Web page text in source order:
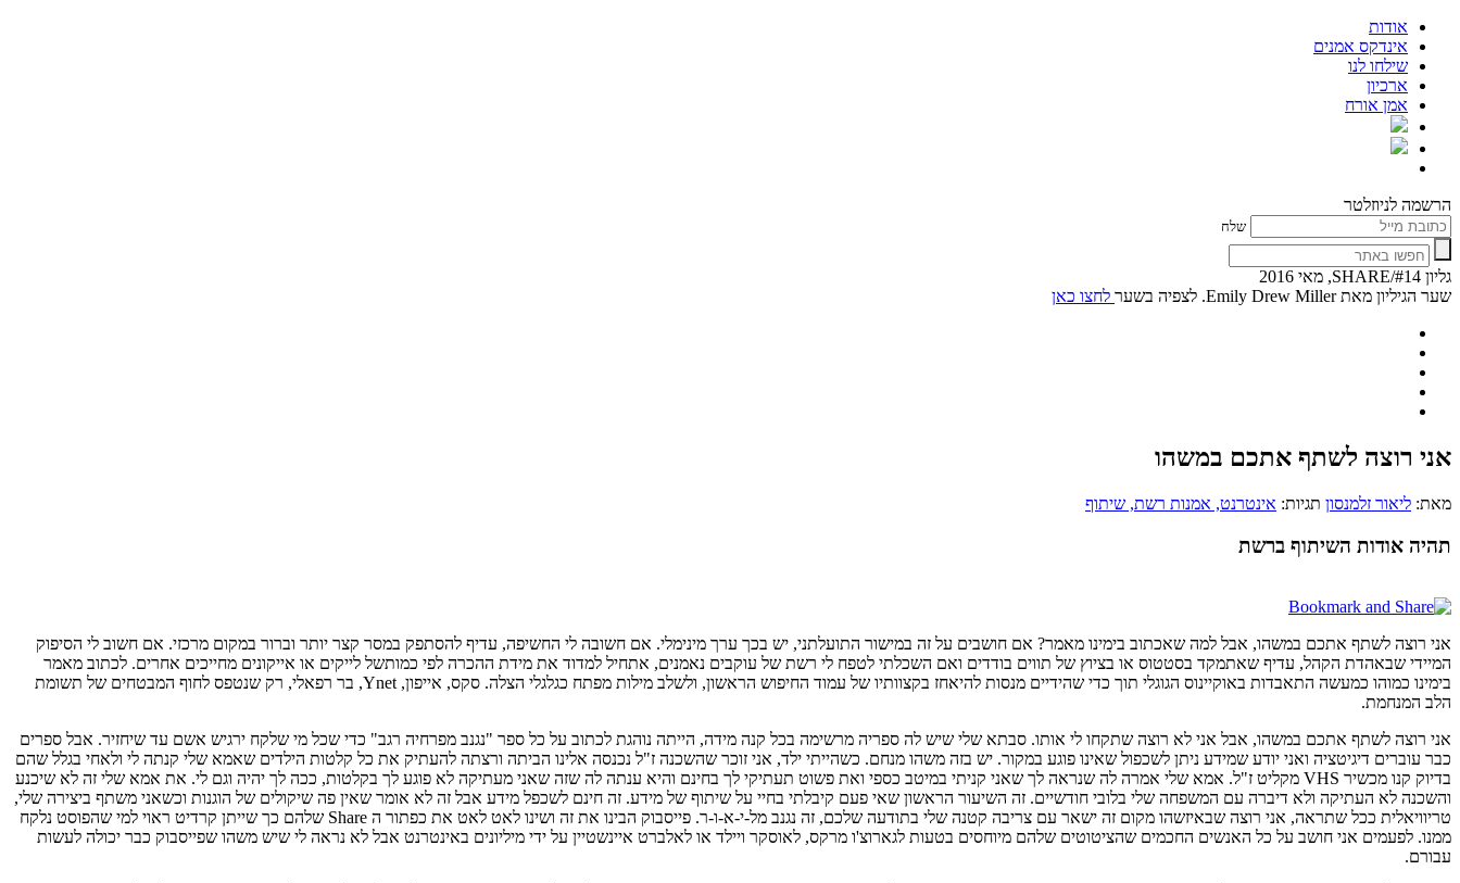
אודות
אינדקס אמנים
שילחו לנו
ארכיון
אמן אורח
הרשמה לניוזלטר
שלח
גליון #14/SHARE, מאי 2016
שער הגיליון מאת Emily Drew Miller. לצפיה בשער
לחצו כאן
אני רוצה לשתף אתכם במשהו
מאת: ליאור זלמנסון תגיות: אינטרנט, אמנות רשת, שיתוף
תהיה אודות השיתוף ברשת
אני רוצה לשתף אתכם במשהו, אבל למה שאכתוב בימינו מאמר? אם חושבים על זה במישור התועלתני, יש בכך ערך מינימלי. אם חשובה לי החשיפה, עדיף להסתפק במסר קצר יותר וברור במקום מרכזי. אם חשוב לי הסיפוק
המיידי שבאהדת הקהל, עדיף שאתמקד בסטטוס או בציוץ של תווים בודדים ואם השכלתי לטפח לי רשת של עוקבים נאמנים, אתחיל למדוד את מידת ההכרה לפי כמותשל לייקים או אייקונים מחייכים אחרים. לכתוב מאמר
בימינו כמוהו כמעשה התאבדות באוקיינוס הגוגלי תוך כדי שהידיים מנסות להיאחז בקצוותיו של עמוד החיפוש הראשון, ולשלב מילות מפתח כגלגלי הצלה. סקס, אייפון, Ynet, בר רפאלי, רק שנטפס לחוף המבטחים של תשומת
הלב המנחמת.
אני רוצה לשתף אתכם במשהו, אבל אני לא רוצה שתקחו לי אותו. סבתא שלי שיש לה ספריה מרשימה בכל קנה מידה, הייתה נוהגת לכתוב על כל ספר "נגנב מפרחיה רגב" כדי שכל מי שלקח ירגיש אשם עד שיחזיר. אבל ספרים
כבר עוברים דיגיטציה ואני יודע שמידע ניתן לשכפול שאינו פוגע במקור. יש בזה משהו מנחם. כשהייתי ילד, אני זוכר שהשכנה ז"ל נכנסה אלינו הביתה ורצתה להעתיק את כל קלטות הילדים שאמא שלי קנתה לי ולאחי בגלל שהם
בדיוק קנו מכשיר VHS מקליט ז"ל. אמא שלי אמרה לה שנראה לך שאני קניתי במיטב כספי ואת פשוט תעתיקי לך בחינם והיא ענתה לה שזה שאני מעתיקה לא פוגע לך בקלטות, ככה לך יהיה וגם לי. את אמא שלי זה לא שיכנע
והשכנה לא העתיקה ולא דיברה עם המשפחה שלי בלובי חודשיים. זה השיעור הראשון שאי פעם קיבלתי בחיי על שיתוף של מידע. זה חינם לשכפל מידע אבל זה לא אומר שאין פה שיקולים של הוגנות וכשאני משתף ביצירה שלי,
טריוויאלית ככל שתראה, אני רוצה שבאיזשהו מקום זה ישאר עם צריבה קטנה שלי בתודעה שלכם, זה נגנב מל-י-א-ו-ר. פייסבוק הבינו את זה ושינו לאט לאט את כפתור ה Share שלהם כך שייתן קרדיט ראוי למי שהפוסט נלקח
ממנו. לפעמים אני חושב על כל האנשים החכמים שהציטוטים שלהם מיוחסים בטעות לגארוצ'ו מרקס, לאוסקר ויילד או לאלברט איינשטיין על ידי מיליונים באינטרנט אבל לא נראה לי שיש משהו שפייסבוק כבר יכולה לעשות
עבורם.